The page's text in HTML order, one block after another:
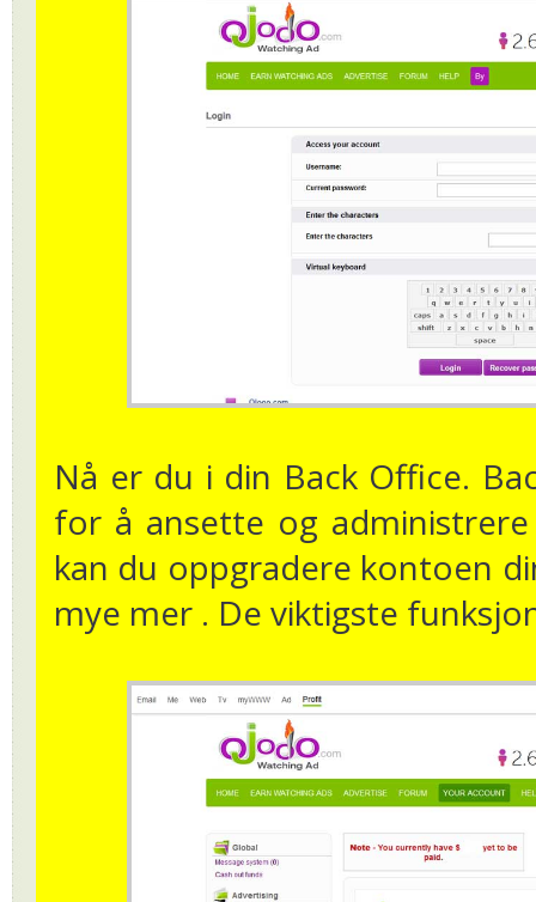
Nå er du i din Back Office.
for å ansette og
kan du oppgradere kontoen
mye mer . De viktigste